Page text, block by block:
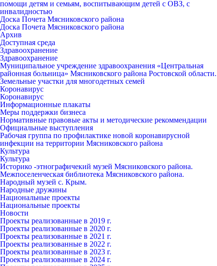
помощи детям и семьям, воспитывающим детей с ОВЗ, с
инвалидностью
Доска Почета Мясниковского района
Доска Почета Мясниковского района
Архив
Доступная среда
Здравоохранение
Здравоохранение
Муниципальное учреждение здравоохранения «Центральная
районная больница» Мясниковского района Ростовской области.
Земельные участки для многодетных семей
Коронавирус
Коронавирус
Информационные плакаты
Меры поддержки бизнеса
Нормативные правовые акты и методические рекоммендации
Официальные выступления
Рабочая группа по профилактике новой коронавирусной
инфекции на территории Мясниковского района
Культура
Культура
Историко -этнографичекий музей Мясниковского района.
Межпоселенческая библиотека Мясниковского района.
Народный музей с. Крым.
Народные дружины
Национальные проекты
Национальные проекты
Новости
Проекты реализованные в 2019 г.
Проекты реализованные в 2020 г.
Проекты реализованные в 2021 г.
Проекты реализованные в 2022 г.
Проекты реализованные в 2023 г.
Проекты реализованные в 2024 г.